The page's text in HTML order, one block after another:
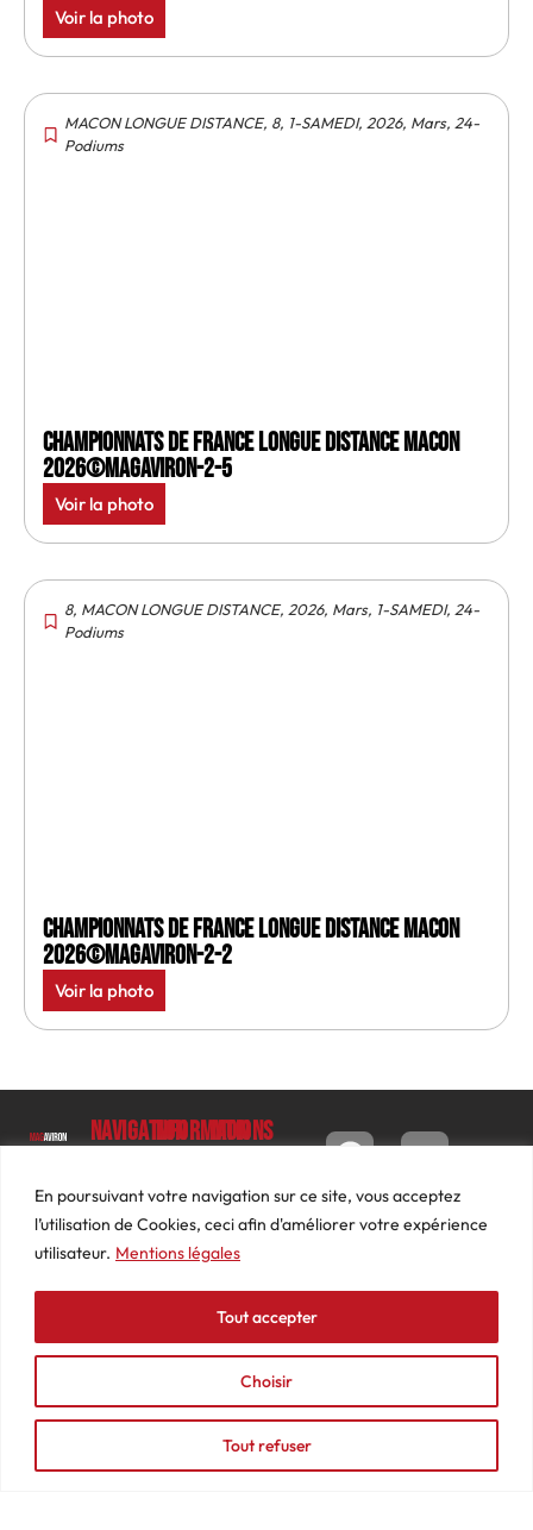
En poursuivant votre navigation sur ce site, vous acceptez
l’utilisation de Cookies, ceci afin d'améliorer votre expérience
utilisateur. Mentions légales
Choisir
Tout refuser
Tout accepter
Voir la photo
MACON LONGUE DISTANCE, 8, 1-SAMEDI, 2026, Mars, 24-
Podiums
Championnats de France longue distance Macon
2026©MagAviron-2-5
Voir la photo
8, MACON LONGUE DISTANCE, 2026, Mars, 1-SAMEDI, 24-
Podiums
Championnats de France longue distance Macon
2026©MagAviron-2-2
Voir la photo
Luc
Barbier
69640
74
87
contact@mediasaviron.fr
Navigation
Le
Magazine
Photos
Actualités
Podcasts
Informations
Conditions
générales
de ventes
Mentions
légales
Mon
Tableau
de bord
Commandes
Adresses
Détails
du
compte